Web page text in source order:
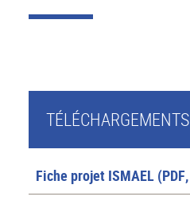
TÉLÉCHARGEMENTS
Fiche projet ISMAEL